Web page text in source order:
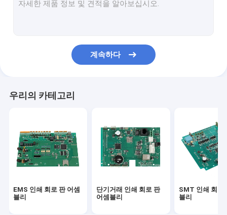
의학 피크바
산업적 인쇄 회로 판 어셈블리
계속하다
우리의 카테고리
EMS 인쇄 회로 판 어셈
블리
단기거래 인쇄 회로 판
어셈블리
SMT 인쇄 회로
블리